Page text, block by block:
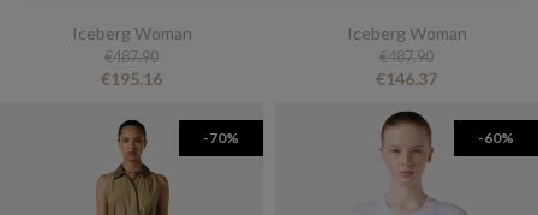
Iceberg Woman
€487.90
€195.16
Iceberg Woman
€487.90
€146.37
-70% -60%